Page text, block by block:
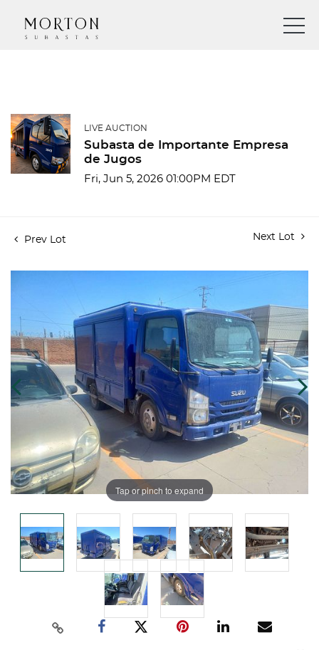
LIVE AUCTION
Subasta de Importante Empresa
de Jugos
Fri, Jun 5, 2026 01:00PM EDT
Prev Lot Next Lot
Tap or pinch to expand